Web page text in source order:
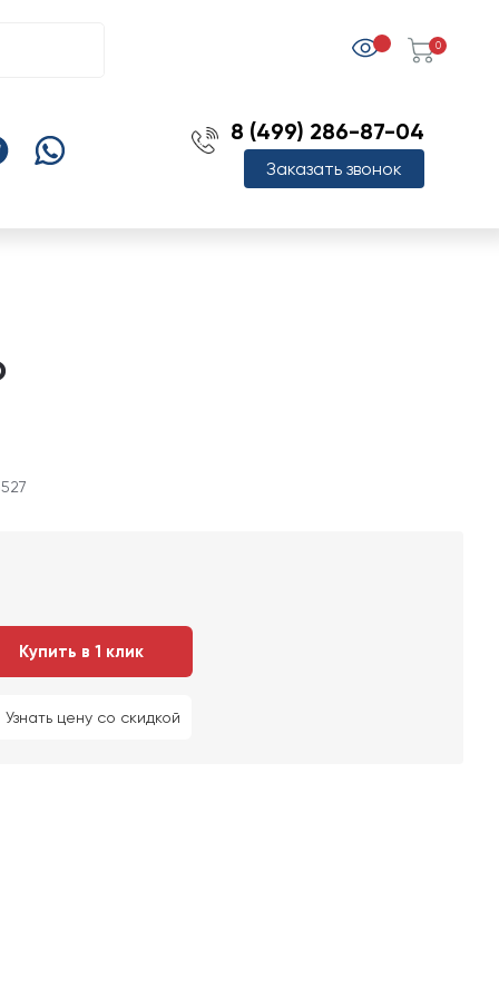
0
8 (499) 286-87-04
Заказать звонок
Купить в 1 клик
Узнать цену со скидкой